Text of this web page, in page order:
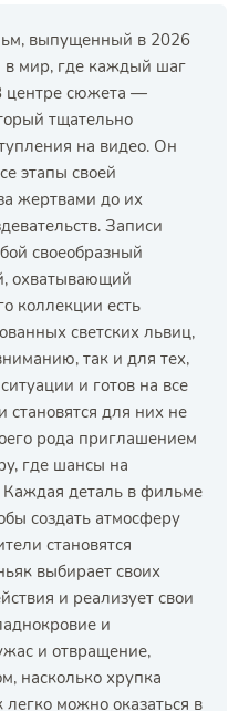
выпущенный в 2026
в мир, где каждый шаг
центре сюжета —
тщательно
на видео. Он
этапы своей
жертвами до их
Записи
своеобразный
охватывающий
коллекции есть
светских львиц,
так и для тех,
и готов на все
становятся для них не
рода приглашением
где шансы на
деталь в фильме
создать атмосферу
становятся
выбирает своих
и реализует свои
и
и отвращение,
насколько хрупка
можно оказаться в